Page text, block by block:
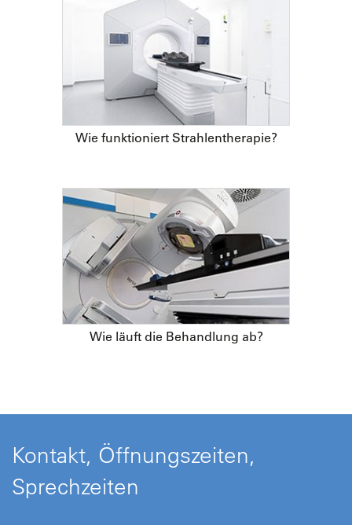
Wie funktioniert Strahlentherapie?
Wie läuft die Behandlung ab?
Kontakt, Öffnungszeiten,
Sprechzeiten